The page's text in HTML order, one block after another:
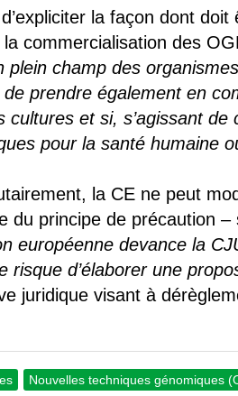
la façon dont
commercialisation des
champ des
prendre également en
et si, s’agissant
pour la santé humaine
la CE ne peut
principe de précaution –
européenne devance la
risque d’élaborer une
juridique visant à
Nouvelles techniques génomiques